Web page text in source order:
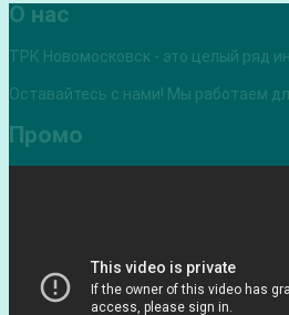
О нас
ТРК Новомосковск - это целый ряд
Оставайтесь с нами! Мы работаем
Промо